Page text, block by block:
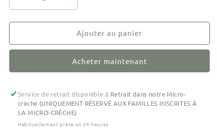
Réduire
la
quantité
Boule
-
Noël
Augmenter
la
quantité
Boule
Noël
-
Noël
Ajouter au panier
Acheter maintenant
Service de retrait disponible à Retrait dans notre Micro-
crèche (UNIQUEMENT RÉSERVÉ AUX FAMILLES INSCRITES À
LA MICRO-CRÈCHE)
Habituellement prête en 24 heures